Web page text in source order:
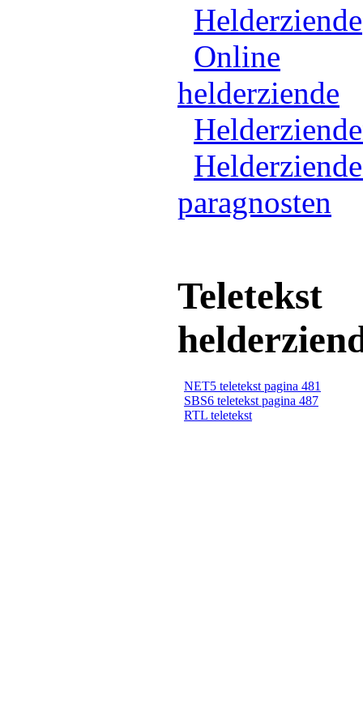
Helderziende
Online
helderziende
paragnosten
Teletekst
NET5 teletekst pagina 481
SBS6 teletekst pagina 487
RTL teletekst